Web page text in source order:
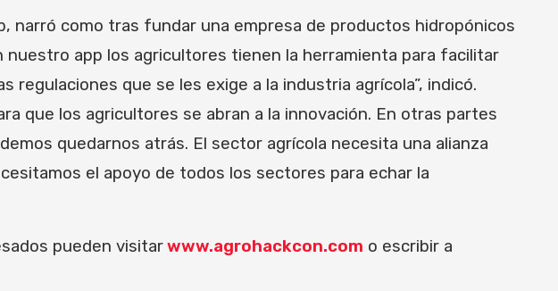
narró como tras fundar una empresa de productos hidropónicos
nuestro app los agricultores tienen la herramienta para facilitar
que se les exige a la industria agrícola”, indicó.
que los agricultores se abran a la innovación. En otras partes
quedarnos atrás. El sector agrícola necesita una alianza
el apoyo de todos los sectores para echar la
pueden visitarwww.agrohackcon.com o escribir a